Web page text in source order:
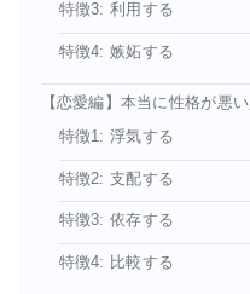
特徴3: 利用する
特徴4: 嫉妬する
【恋愛編】本当に性格が悪
特徴1: 浮気する
特徴2: 支配する
特徴3: 依存する
特徴4: 比較する